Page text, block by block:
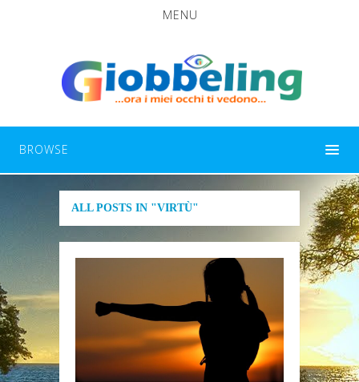
MENU
BROWSE
ALL POSTS IN "VIRTÙ"